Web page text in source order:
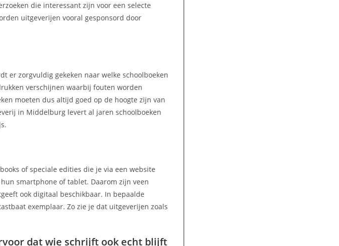
die interessant zijn voor een selecte
uitgeverijen vooral gesponsord door
er zorgvuldig gekeken naar welke schoolboeken
verschijnen waarbij fouten worden
moeten dus altijd goed op de hoogte zijn van
in Middelburg levert al jaren schoolboeken
of speciale edities die je via een website
smartphone of tablet. Daarom zijn veen
ook digitaal beschikbaar. In bepaalde
exemplaar. Zo zie je dat uitgeverijen zoals
dat wie schrijft ook echt blijft